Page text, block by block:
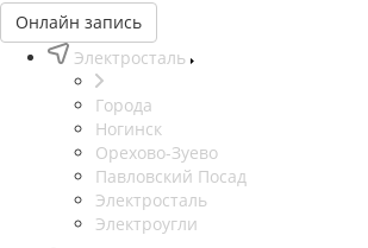
Онлайн запись
Электросталь
Города
Ногинск
Орехово-Зуево
Павловский Посад
Электросталь
Электроугли